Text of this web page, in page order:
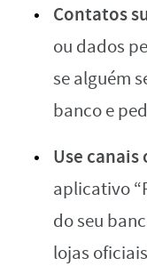
Contatos
ou dados
se alguém
banco e
Use
aplicativo
do seu
lojas